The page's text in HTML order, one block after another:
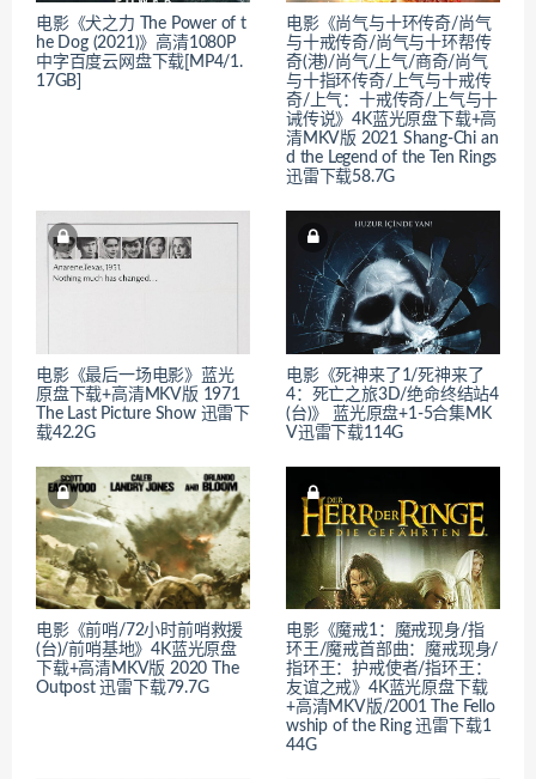
电影《犬之力 The Power of t
he Dog (2021)》高清1080P
中字百度云网盘下载[MP4/1.
17GB]
电影《尚气与十环传奇/尚气
与十戒传奇/尚气与十环帮传
奇(港)/尚气/上气/商奇/尚气
与十指环传奇/上气与十戒传
奇/上气：十戒传奇/上气与十
诫传说》4K蓝光原盘下载+高
清MKV版 2021 Shang-Chi an
d the Legend of the Ten Rings
迅雷下载58.7G
电影《最后一场电影》蓝光
原盘下载+高清MKV版 1971
The Last Picture Show 迅雷下
载42.2G
电影《死神来了1/死神来了
4：死亡之旅3D/绝命终结站4
(台)》 蓝光原盘+1-5合集MK
V迅雷下载114G
电影《前哨/72小时前哨救援
(台)/前哨基地》4K蓝光原盘
下载+高清MKV版 2020 The
Outpost 迅雷下载79.7G
电影《魔戒1：魔戒现身/指
环王/魔戒首部曲：魔戒现身/
指环王：护戒使者/指环王：
友谊之戒》4K蓝光原盘下载
+高清MKV版/2001 The Fello
wship of the Ring 迅雷下载1
44G